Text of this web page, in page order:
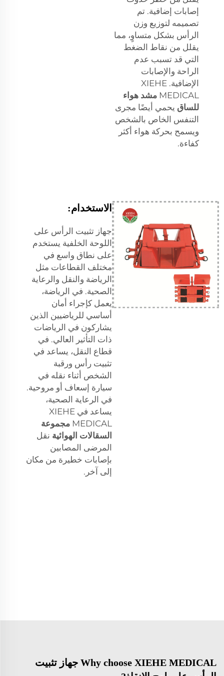
إصابات إضافية. تم
تصميمه لتوزيع وزن
الرأس بشكل متساوٍ، مما
يقلل من نقاط الضغط
التي قد تسبب عدم
الراحة والإصابات
الإضافية. XIEHE
MEDICAL مشد هواء
للساق يحمي أيضًا مجرى
التنفس الخاص بالشخص
ويسمح بحركة هواء أكثر
كفاءة.
الاستخدام:
جهاز تثبيت الرأس على
اللوحة الخلفية يستخدم
على نطاق واسع في
مختلف القطاعات مثل
الرياضة والنقل والرعاية
الصحية. في الرياضة،
يعمل كإجراء أمان
أساسي للرياضيين الذين
يشاركون في الرياضات
ذات التأثير العالي. في
قطاع النقل، يساعد في
تثبيت رأس ورقبة
الشخص أثناء نقله في
سيارة إسعاف أو مروحية.
في الرعاية الصحية،
يساعد في XIEHE
MEDICAL مجموعة
السقالات الهوائية نقل
المرضى المصابين
بإصابات خطيرة من مكان
إلى آخر.
Why choose XIEHE MEDICAL جهاز تثبيت